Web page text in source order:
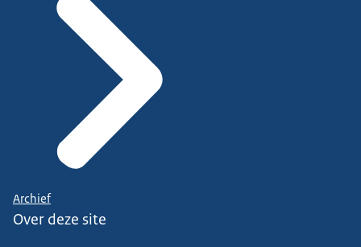
Archief
Over deze site